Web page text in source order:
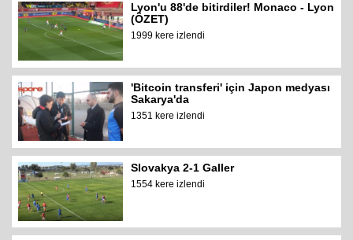
Lyon'u 88'de bitirdiler! Monaco - Lyon
(ÖZET)
1999 kere izlendi
'Bitcoin transferi' için Japon medyası
Sakarya'da
1351 kere izlendi
Slovakya 2-1 Galler
1554 kere izlendi